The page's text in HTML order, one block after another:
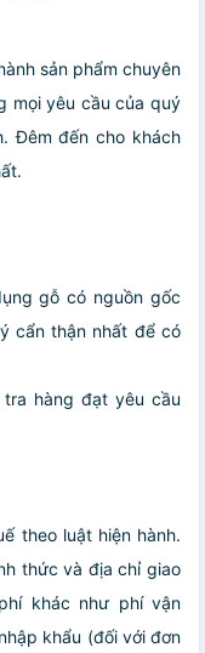
sản phẩm chuyên
mọi yêu cầu của quý
Đêm đến cho khách
gỗ có nguồn gốc
cẩn thận nhất để có
hàng đạt yêu cầu
theo luật hiện hành.
thức và địa chỉ giao
khác như phí vận
khẩu (đối với đơn